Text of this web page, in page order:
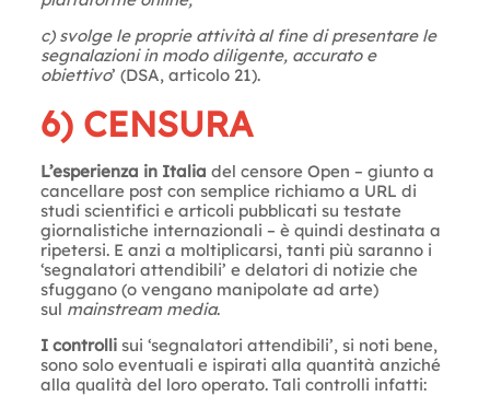
c) svolge le proprie attività al fine di presentare le
segnalazioni in modo diligente, accurato e
obiettivo’ (DSA, articolo 21).
6) CENSURA
L’esperienza in Italia del censore Open – giunto a
cancellare post con semplice richiamo a URL di
studi scientifici e articoli pubblicati su testate
giornalistiche internazionali – è quindi destinata a
ripetersi. E anzi a moltiplicarsi, tanti più saranno i
‘segnalatori attendibili’ e delatori di notizie che
sfuggano (o vengano manipolate ad arte)
sul mainstream media.
I controllisui ‘segnalatori attendibili’, si noti bene,
sono solo eventuali e ispirati alla quantità anziché
alla qualità del loro operato. Tali controlli infatti: